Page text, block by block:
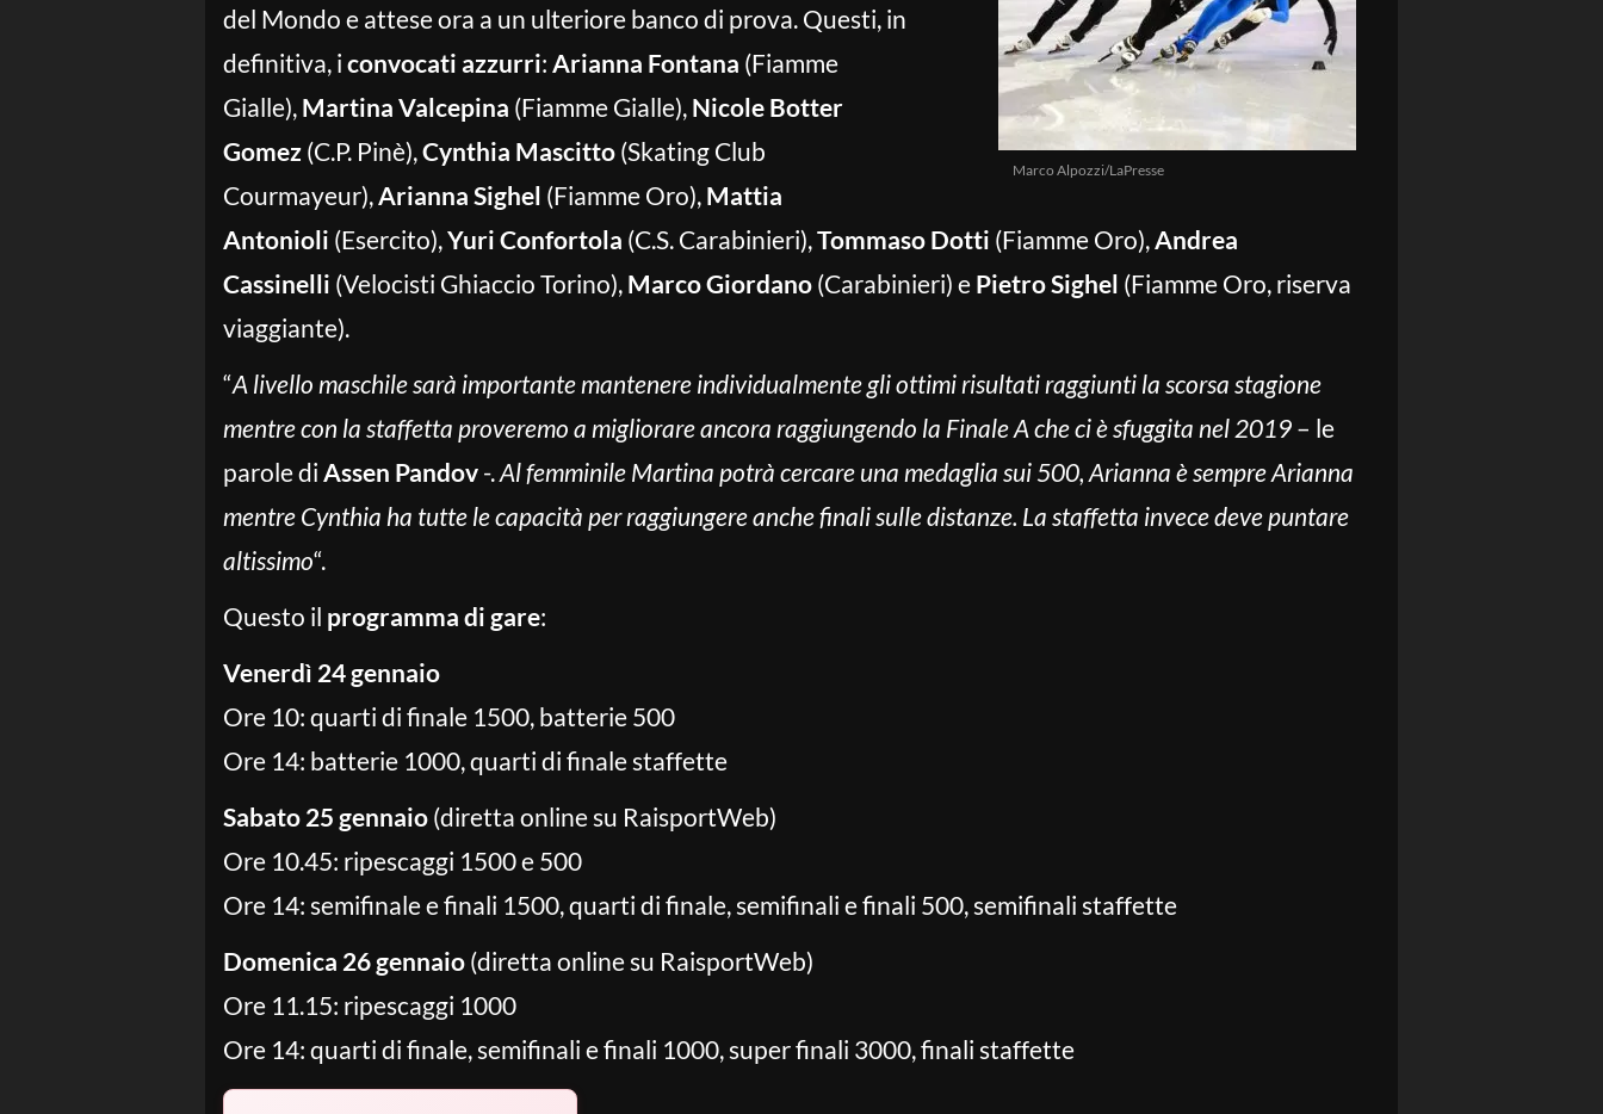
Marco Alpozzi/LaPresse
del Mondo e attese ora a un ulteriore banco di prova. Questi, in
definitiva, i convocati azzurri: Arianna Fontana (Fiamme
Gialle), Martina Valcepina (Fiamme Gialle), Nicole Botter
Gomez (C.P. Pinè),Cynthia Mascitto (Skating Club
Courmayeur),Arianna Sighel (Fiamme Oro), Mattia
Antonioli (Esercito),Yuri Confortola (C.S. Carabinieri),Tommaso Dotti (Fiamme Oro),Andrea
Cassinelli (Velocisti Ghiaccio Torino), Marco Giordano (Carabinieri) e Pietro Sighel (Fiamme Oro, riserva
viaggiante).
“A livello maschile sarà importante mantenere individualmente gli ottimi risultati raggiunti la scorsa stagione
mentre con la staffetta proveremo a migliorare ancora raggiungendo la Finale A che ci è sfuggita nel 2019 – le
parole di Assen Pandov -.Al femminile Martina potrà cercare una medaglia sui 500, Arianna è sempre Arianna
mentre Cynthia ha tutte le capacità per raggiungere anche finali sulle distanze. La staffetta invece deve puntare
altissimo“.
Questo il programma di gare:
Venerdì 24 gennaio
Ore 10: quarti di finale 1500, batterie 500
Ore 14: batterie 1000, quarti di finale staffette
Sabato 25 gennaio (diretta online su RaisportWeb)
Ore 10.45: ripescaggi 1500 e 500
Ore 14: semifinale e finali 1500, quarti di finale, semifinali e finali 500, semifinali staffette
Domenica 26 gennaio (diretta online su RaisportWeb)
Ore 11.15: ripescaggi 1000
Ore 14: quarti di finale, semifinali e finali 1000, super finali 3000, finali staffette